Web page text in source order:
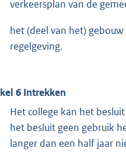
verkeersplan van de
het (deel van het)
regelgeving.
6 Intrekken
Het college kan het
het besluit geen gebruik
langer dan een half jaar